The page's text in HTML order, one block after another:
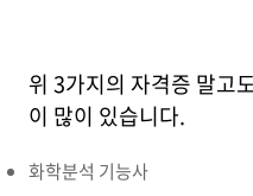
위 3가지의 자격증 말고
이 많이 있습니다.
화학분석 기능사